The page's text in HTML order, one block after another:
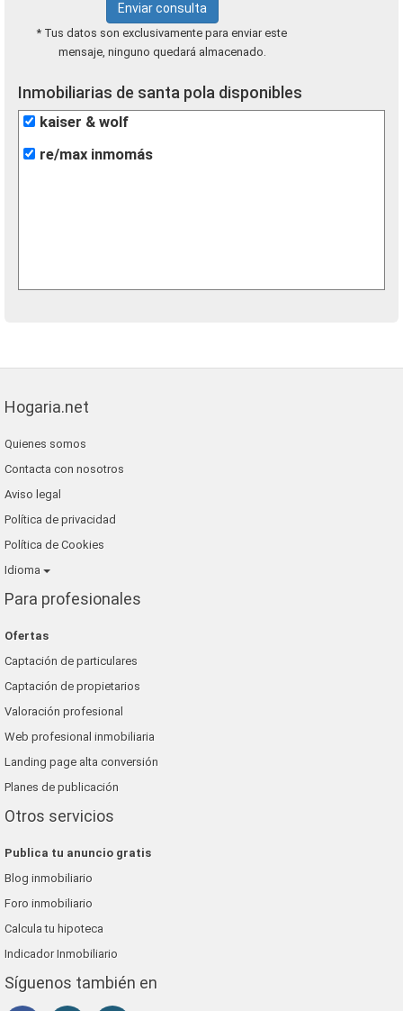
Enviar consulta
* Tus datos son exclusivamente para enviar este
mensaje, ninguno quedará almacenado.
Inmobiliarias de santa pola disponibles
kaiser & wolf
re/max inmomás
Hogaria.net
Quienes somos
Contacta con nosotros
Aviso legal
Política de privacidad
Política de Cookies
Idioma
Para profesionales
Ofertas
Captación de particulares
Captación de propietarios
Valoración profesional
Web profesional inmobiliaria
Landing page alta conversión
Planes de publicación
Otros servicios
Publica tu anuncio gratis
Blog inmobiliario
Foro inmobiliario
Calcula tu hipoteca
Indicador Inmobiliario
Síguenos también en